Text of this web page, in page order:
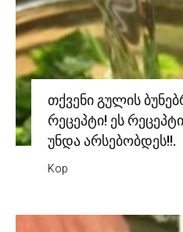
თქვენი გულის
რეცეპტი! ეს
უნდა არსებობდეს!!.
Kop